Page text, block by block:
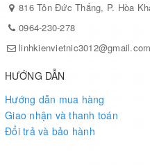
816 Tôn Đức Thắng, P. Hòa
0964-230-278
linhkienvietnic3012@gmail.com
HƯỚNG DẪN
Hướng dẫn mua hàng
Giao nhận và thanh toán
Đổi trả và bảo hành